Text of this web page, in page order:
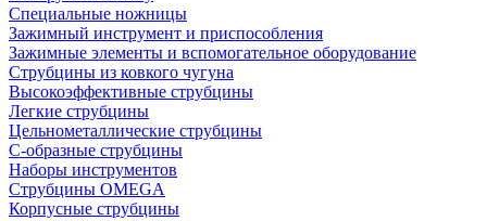
Специальные ножницы
Зажимный инструмент и приспособления
Зажимные элементы и вспомогательное оборудование
Струбцины из ковкого чугуна
Высокоэффективные струбцины
Легкие струбцины
Цельнометаллические струбцины
C-образные струбцины
Наборы инструментов
Струбцины OMEGA
Корпусные струбцины